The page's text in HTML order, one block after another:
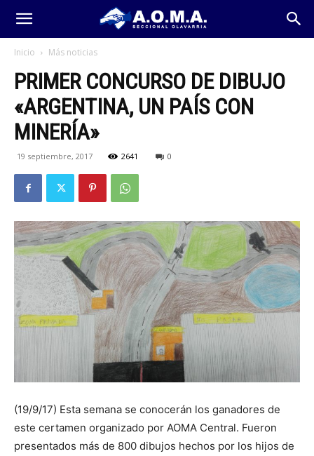
Inicio Más noticias
PRIMER CONCURSO DE DIBUJO
«ARGENTINA, UN PAÍS CON
MINERÍA»
19 septiembre, 2017 2641 0
(19/9/17) Esta semana se conocerán los ganadores de
este certamen organizado por AOMA Central. Fueron
presentados más de 800 dibujos hechos por los hijos de